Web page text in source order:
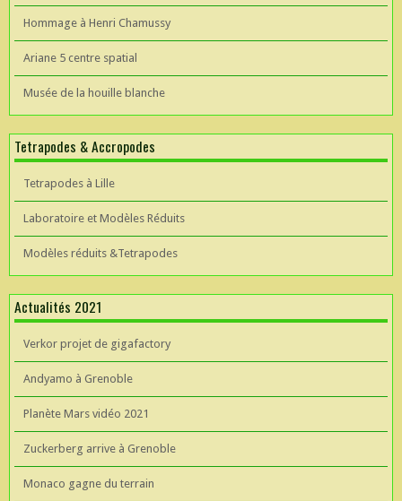
Hommage à Henri Chamussy
Ariane 5 centre spatial
Musée de la houille blanche
Tetrapodes & Accropodes
Tetrapodes à Lille
Laboratoire et Modèles Réduits
Modèles réduits &Tetrapodes
Actualités 2021
Verkor projet de gigafactory
Andyamo à Grenoble
Planète Mars vidéo 2021
Zuckerberg arrive à Grenoble
Monaco gagne du terrain